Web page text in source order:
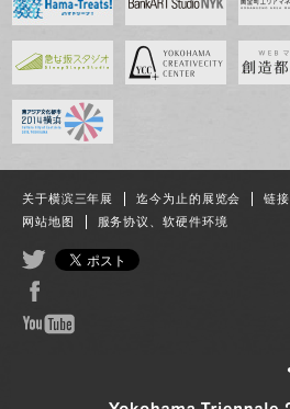
关于横滨三年展 迄今为止的展览会 链接
网站地图
服务协议、软硬件环境